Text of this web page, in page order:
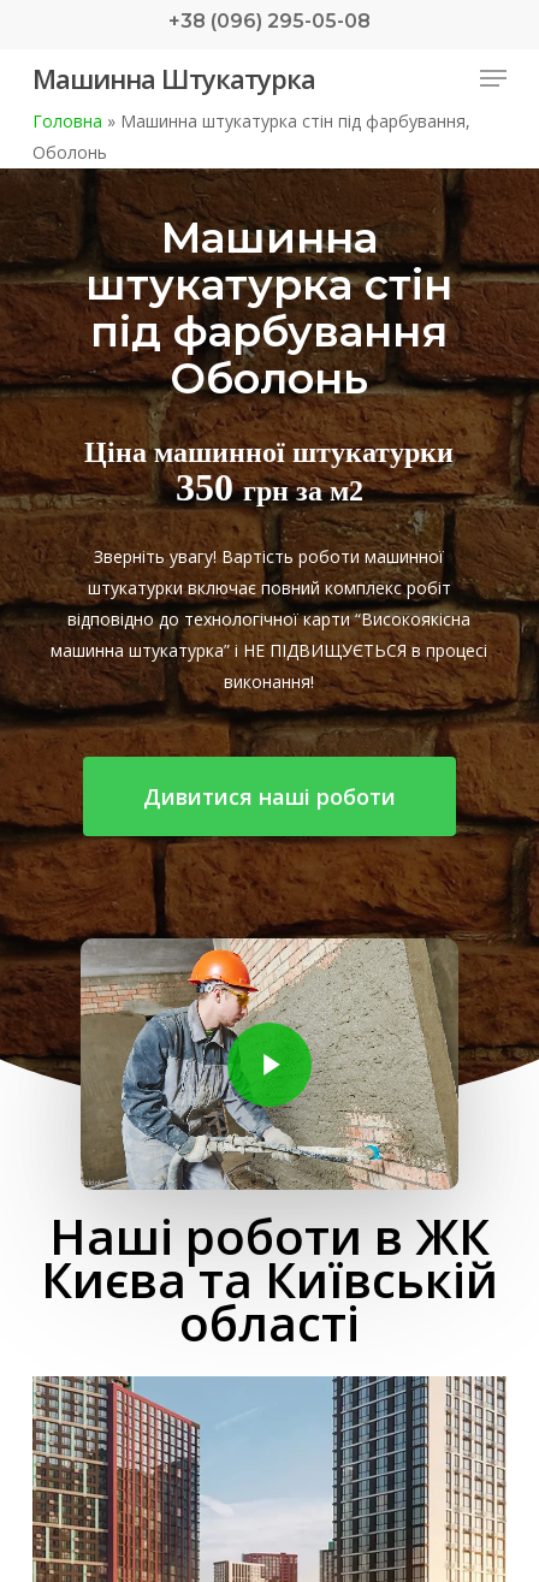
main
+38 (096) 295-05-08
Машинна Штукатурка Menu
Головна »Машинна штукатурка стін під фарбування,
Оболонь
Машинна
штукатурка стін
під фарбування
Оболонь
Ціна машинної штукатурки
350грн за м2
Зверніть увагу! Вартість роботи машинної
штукатурки включає повний комплекс робіт
відповідно до технологічної карти “Високоякісна
машинна штукатурка” і НЕ ПІДВИЩУЄТЬСЯ в процесі
виконання!
Дивитися наші роботи
Play Video
Play Video
Наші роботи в ЖК
Києва та Київській
області